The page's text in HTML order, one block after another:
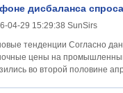
дисбаланса
04-29 15:29:38 SunSirs
Согласно данным мониторинга SunSirs,
цены на
во второй половине